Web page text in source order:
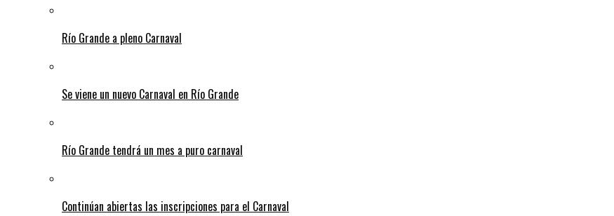
Río Grande a pleno Carnaval
Se viene un nuevo Carnaval en Río Grande
Río Grande tendrá un mes a puro carnaval
Continúan abiertas las inscripciones para el Carnaval